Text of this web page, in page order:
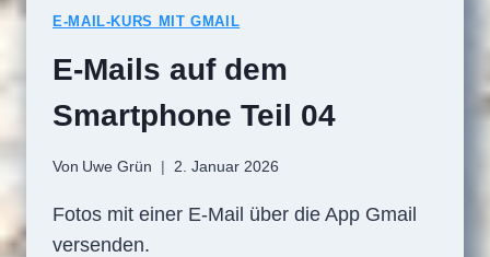
E-MAIL-KURS MIT GMAIL
E-Mails auf dem
Smartphone Teil 04
Von Uwe Grün 2. Januar 2026
Fotos mit einer E-Mail über die App Gmail
versenden.